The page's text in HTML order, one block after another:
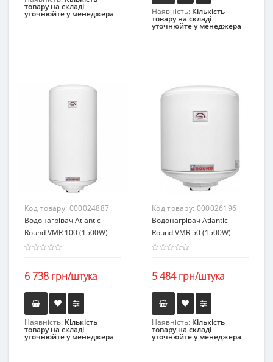
товару на складі
уточнюйте у менеджера Наявність: Кількість
товару на складі
уточнюйте у менеджера
Код товару: 000024887
Водонагрівач Atlantic
Round VMR 100 (1500W)
6 738 грн/штука
Наявність: Кількість
товару на складі
уточнюйте у менеджера
Код товару: 000026196
Водонагрівач Atlantic
Round VMR 50 (1500W)
5 484 грн/штука
Наявність: Кількість
товару на складі
уточнюйте у менеджера